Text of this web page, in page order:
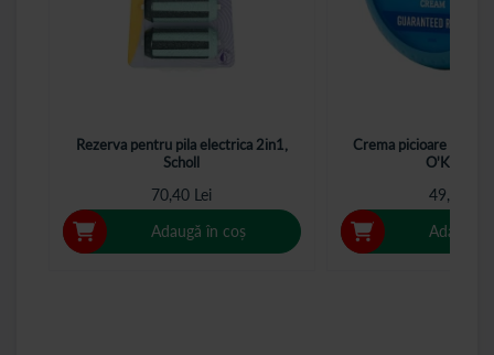
Rezerva pentru pila electrica 2in1,
Scholl
70,40 Lei
Adaugă în coș
Crema picioare
O'Keeffe's
49,80 Lei
Adaugă